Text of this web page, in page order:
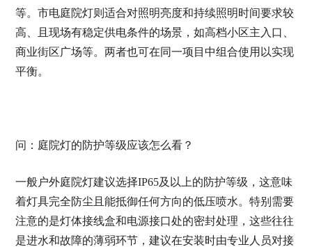
等。市电庭院灯则适合对照明亮度和持续照明时间要求较
高、且现场有稳定供电条件的场景，如高档小区主入口、
商业街区广场等。两者也可在同一项目中组合使用以实现
平衡。
问：庭院灯的防护等级应该怎么看？
一般户外庭院灯建议选择IP65及以上的防护等级，这意味
着灯具完全防尘且能抵御任何方向的低压喷水。特别需要
注意的是灯体接线盒和电源接口处的密封处理，这些往往
是进水和故障的薄弱环节，建议在安装时由专业人员对接